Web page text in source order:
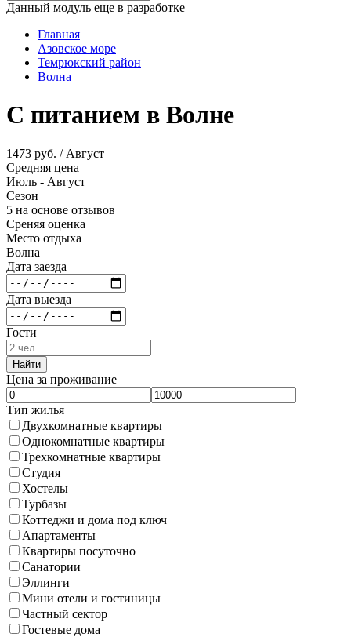
Данный модуль еще в разработке
Главная
Азовское море
Темрюкский район
Волна
С питанием в Волне
1473 руб. / Август
Средняя цена
Июль - Август
Сезон
5 на основе отзывов
Среняя оценка
Место отдыха
Волна
Дата заезда
Дата выезда
Гости
Найти
Цена за проживание
Тип жилья
Двухкомнатные квартиры
Однокомнатные квартиры
Трехкомнатные квартиры
Студия
Хостелы
Турбазы
Коттеджи и дома под ключ
Апартаменты
Квартиры посуточно
Санатории
Эллинги
Мини отели и гостиницы
Частный сектор
Гостевые дома